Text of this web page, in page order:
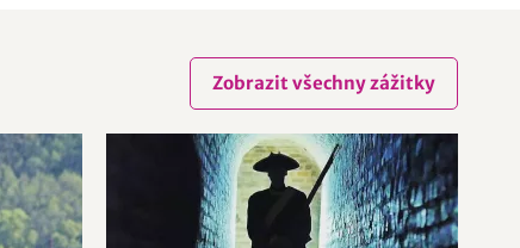
Zobrazit všechny zážitky